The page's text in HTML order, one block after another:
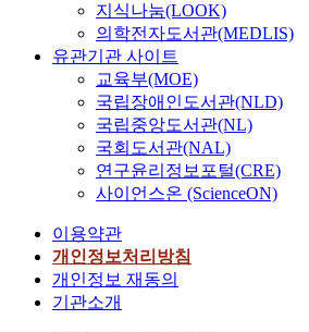
지식나눔(LOOK)
의학전자도서관(MEDLIS)
유관기관 사이트
교육부(MOE)
국립장애인도서관(NLD)
국립중앙도서관(NL)
국회도서관(NAL)
연구윤리정보포털(CRE)
사이언스온 (ScienceON)
이용약관
개인정보처리방침
개인정보 재동의
기관소개